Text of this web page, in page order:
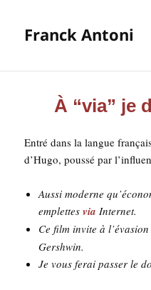
Franck Antoni
À “via” je
Entré dans la langue
d’Hu­go, pous­sé par
Aus­si moderne
emplettesvia Internet.
Ce film invite à
Gershwin.
Je vous ferai pas­ser le